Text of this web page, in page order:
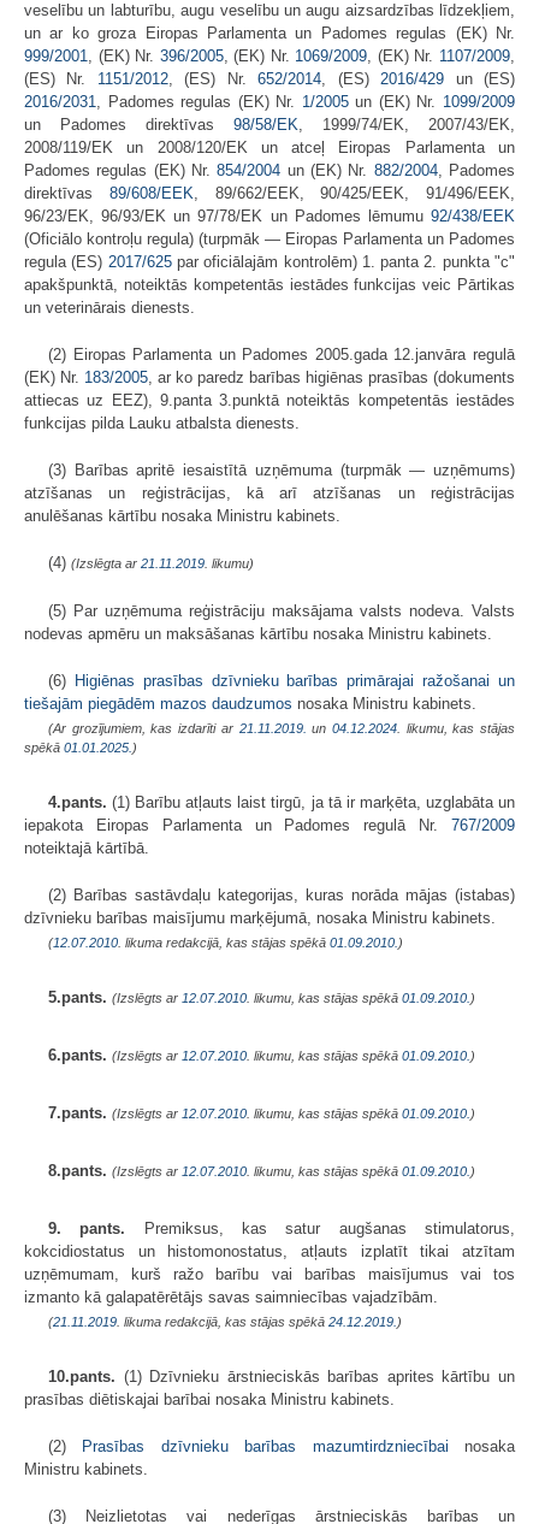
veselību un labturību, augu veselību un augu aizsardzības līdzekļiem,
un ar ko groza Eiropas Parlamenta un Padomes regulas (EK) Nr.
999/2001, (EK) Nr. 396/2005, (EK) Nr. 1069/2009, (EK) Nr. 1107/2009,
(ES) Nr. 1151/2012, (ES) Nr.652/2014, (ES)2016/429 un (ES)
2016/2031, Padomes regulas (EK) Nr. 1/2005un (EK) Nr. 1099/2009
un Padomes direktīvas 98/58/EK, 1999/74/EK, 2007/43/EK,
2008/119/EK un 2008/120/EK un atceļ Eiropas Parlamenta un
Padomes regulas (EK) Nr.854/2004 un (EK) Nr. 882/2004, Padomes
direktīvas 89/608/EEK, 89/662/EEK, 90/425/EEK, 91/496/EEK,
96/23/EK, 96/93/EK un 97/78/EK un Padomes lēmumu 92/438/EEK
(Oficiālo kontroļu regula) (turpmāk — Eiropas Parlamenta un Padomes
regula (ES) 2017/625par oficiālajām kontrolēm) 1. panta 2. punkta "c"
apakšpunktā, noteiktās kompetentās iestādes funkcijas veic Pārtikas
un veterinārais dienests.
(2) Eiropas Parlamenta un Padomes 2005.gada 12.janvāra regulā
(EK) Nr. 183/2005, ar ko paredz barības higiēnas prasības (dokuments
attiecas uz EEZ), 9.panta 3.punktā noteiktās kompetentās iestādes
funkcijas pilda Lauku atbalsta dienests.
(3) Barības apritē iesaistītā uzņēmuma (turpmāk — uzņēmums)
atzīšanas un reģistrācijas, kā arī atzīšanas un reģistrācijas
anulēšanas kārtību nosaka Ministru kabinets.
(4) (Izslēgta ar 21.11.2019. likumu)
(5) Par uzņēmuma reģistrāciju maksājama valsts nodeva. Valsts
nodevas apmēru un maksāšanas kārtību nosaka Ministru kabinets.
(6) Higiēnas prasības dzīvnieku barības primārajai ražošanai un
tiešajām piegādēm mazos daudzumos nosaka Ministru kabinets.
(Ar grozījumiem, kas izdarīti ar 21.11.2019. un 04.12.2024. likumu, kas stājas
spēkā 01.01.2025.)
4.pants. (1) Barību atļauts laist tirgū, ja tā ir marķēta, uzglabāta un
iepakota Eiropas Parlamenta un Padomes regulā Nr. 767/2009
noteiktajā kārtībā.
(2) Barības sastāvdaļu kategorijas, kuras norāda mājas (istabas)
dzīvnieku barības maisījumu marķējumā, nosaka Ministru kabinets.
(12.07.2010. likuma redakcijā, kas stājas spēkā 01.09.2010.)
5.pants. (Izslēgts ar 12.07.2010. likumu, kas stājas spēkā 01.09.2010.)
6.pants. (Izslēgts ar 12.07.2010. likumu, kas stājas spēkā 01.09.2010.)
7.pants. (Izslēgts ar 12.07.2010. likumu, kas stājas spēkā 01.09.2010.)
8.pants. (Izslēgts ar 12.07.2010. likumu, kas stājas spēkā 01.09.2010.)
9. pants. Premiksus, kas satur augšanas stimulatorus,
kokcidiostatus un histomonostatus, atļauts izplatīt tikai atzītam
uzņēmumam, kurš ražo barību vai barības maisījumus vai tos
izmanto kā galapatērētājs savas saimniecības vajadzībām.
(21.11.2019. likuma redakcijā, kas stājas spēkā 24.12.2019.)
10.pants. (1) Dzīvnieku ārstnieciskās barības aprites kārtību un
prasības diētiskajai barībai nosaka Ministru kabinets.
(2) Prasības dzīvnieku barības mazumtirdzniecībai nosaka
Ministru kabinets.
(3) Neizlietotas vai nederīgas ārstnieciskās barības un